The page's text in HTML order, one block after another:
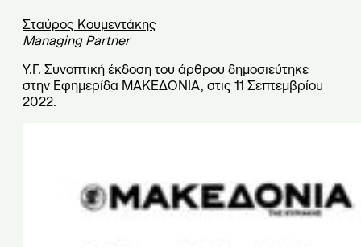
Σταύρος Κουμεντάκης
Managing Partner
Υ.Γ. Συνοπτική έκδοση του άρθρου δημοσιεύτηκε
στην Εφημερίδα ΜΑΚΕΔΟΝΙΑ, στις 11 Σεπτεμβρίου
2022.